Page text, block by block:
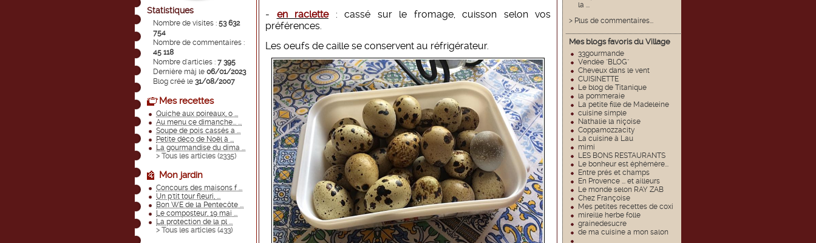
la ...
> Plus de commentaires...
Mes blogs favoris du Village
33gourmande
Vendée "BLOG"
Cheveux dans le vent
CUISINETTE
Le blog de Titanique
la pommeraie
La petite fille de Madeleine
cuisine simple
Nathalie la niçoise
Coppamozzacity
La cuisine à Lau
mimi
LES BONS RESTAURANTS
Le bonheur est éphémère...
Entre prés et champs
En Provence ... et ailleurs
Le monde selon RAY ZAB
Chez Françoise
Mes petites recettes de coxi
mireille herbe folle
grainedesucre
de ma cuisine a mon salon
Statistiques
Nombre de visites : 53 632
754
Nombre de commentaires :
45 118
Nombre d'articles : 7 395
Dernière màj le 06/01/2023
Blog créé le 31/08/2007
Mes recettes
Quiche aux poireaux, o ...
Au menu ce dimanche... ...
Soupe de pois cassés a ...
Petite déco de Noël à ...
La gourmandise du dima ...
> Tous les articles (2335)
Mon jardin
Concours des maisons f ...
Un p'tit tour fleuri, ...
Bon WE de la Pentecôte ...
Le composteur, 19 mai ...
La protection de la pl ...
> Tous les articles (433)
- en raclette: cassé sur le fromage, cuisson selon vos
préférences.
Les oeufs de caille se conservent au réfrigérateur.